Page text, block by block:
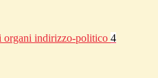
organi indirizzo-politico 4